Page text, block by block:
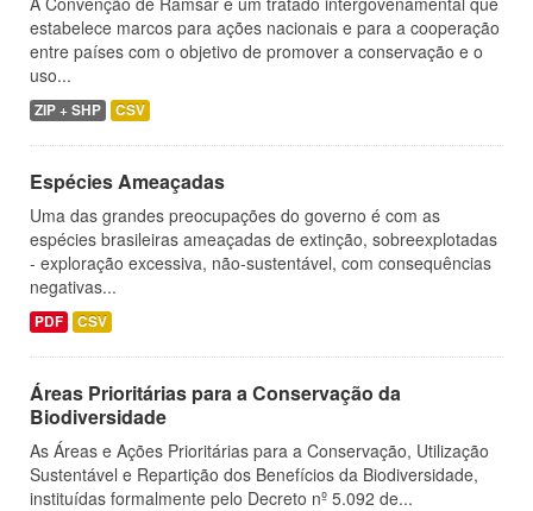
estabelece marcos para ações nacionais e para a cooperação
entre países com o objetivo de promover a conservação e o
uso...
ZIP + SHP CSV
Espécies Ameaçadas
Uma das grandes preocupações do governo é com as
espécies brasileiras ameaçadas de extinção, sobreexplotadas
- exploração excessiva, não-sustentável, com consequências
negativas...
PDF CSV
Áreas Prioritárias para a Conservação da
Biodiversidade
As Áreas e Ações Prioritárias para a Conservação, Utilização
Sustentável e Repartição dos Benefícios da Biodiversidade,
instituídas formalmente pelo Decreto nº 5.092 de...